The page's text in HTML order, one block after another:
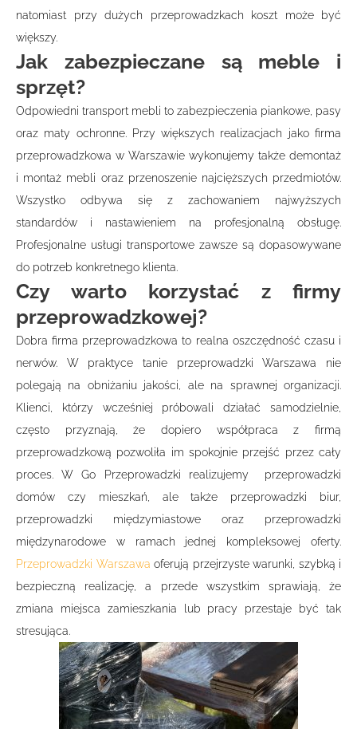
natomiast przy dużych przeprowadzkach koszt może być
większy.
Jak zabezpieczane są meble i
sprzęt?
Odpowiedni transport mebli to zabezpieczenia piankowe, pasy
oraz maty ochronne. Przy większych realizacjach jako firma
przeprowadzkowa w Warszawie wykonujemy także demontaż
i montaż mebli oraz przenoszenie najcięższych przedmiotów.
Wszystko odbywa się z zachowaniem najwyższych
standardów i nastawieniem na profesjonalną obsługę.
Profesjonalne usługi transportowe zawsze są dopasowywane
do potrzeb konkretnego klienta.
Czy warto korzystać z firmy
przeprowadzkowej?
Dobra firma przeprowadzkowa to realna oszczędność czasu i
nerwów. W praktyce tanie przeprowadzki Warszawa nie
polegają na obniżaniu jakości, ale na sprawnej organizacji.
Klienci, którzy wcześniej próbowali działać samodzielnie,
często przyznają, że dopiero współpraca z firmą
przeprowadzkową pozwoliła im spokojnie przejść przez cały
proces. W Go Przeprowadzki realizujemy przeprowadzki
domów czy mieszkań, ale także przeprowadzki biur,
przeprowadzki międzymiastowe oraz przeprowadzki
międzynarodowe w ramach jednej kompleksowej oferty.
Przeprowadzki Warszawa oferują przejrzyste warunki, szybką i
bezpieczną realizację, a przede wszystkim sprawiają, że
zmiana miejsca zamieszkania lub pracy przestaje być tak
stresująca.